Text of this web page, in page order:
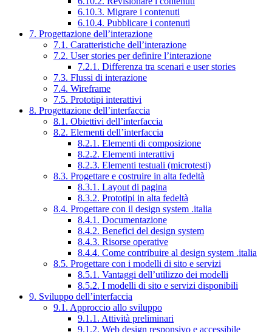
6.10.3. Migrare i contenuti
6.10.4. Pubblicare i contenuti
7. Progettazione dell’interazione
7.1. Caratteristiche dell’interazione
7.2. User stories per definire l’interazione
7.2.1. Differenza tra scenari e user stories
7.3. Flussi di interazione
7.4. Wireframe
7.5. Prototipi interattivi
8. Progettazione dell’interfaccia
8.1. Obiettivi dell’interfaccia
8.2. Elementi dell’interfaccia
8.2.1. Elementi di composizione
8.2.2. Elementi interattivi
8.2.3. Elementi testuali (microtesti)
8.3. Progettare e costruire in alta fedeltà
8.3.1. Layout di pagina
8.3.2. Prototipi in alta fedeltà
8.4. Progettare con il design system .italia
8.4.1. Documentazione
8.4.2. Benefici del design system
8.4.3. Risorse operative
8.4.4. Come contribuire al design system .italia
8.5. Progettare con i modelli di sito e servizi
8.5.1. Vantaggi dell’utilizzo dei modelli
8.5.2. I modelli di sito e servizi disponibili
9. Sviluppo dell’interfaccia
9.1. Approccio allo sviluppo
9.1.1. Attività preliminari
9.1.2. Web design responsivo e accessibile